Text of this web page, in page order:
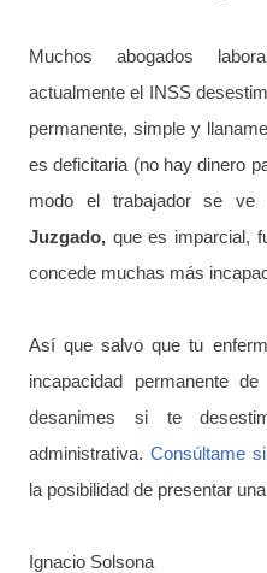
Muchos abogados
actualmente el INSS
permanente, simple y
es deficitaria (no hay dinero
modo el trabajador se ve
Juzgado, que es imparcial,
concede muchas más
Así que salvo que tu
incapacidad permanente
desanimes si te
administrativa.Consúltame
la posibilidad de presentar
Ignacio Solsona